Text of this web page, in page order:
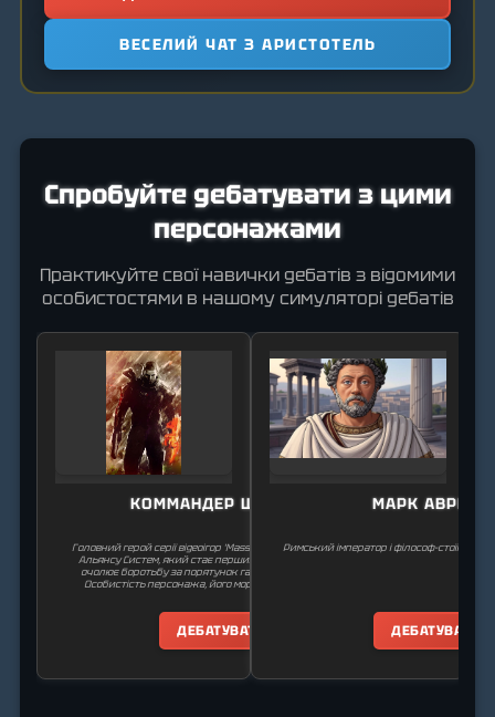
ВЕСЕЛИЙ ЧАТ З АРИСТОТЕЛЬ
Спробуйте дебатувати з цими
персонажами
Практикуйте свої навички дебатів з відомими
особистостями в нашому симуляторі дебатів
КОММАНДЕР ШЕПАРД
Головний герой серії відеоігор 'Mass Effect'. Шепард — солдат
Альянсу Систем, який стає першим людським Спектром і
очолює боротьбу за порятунок галактики від Жниварів.
Особистість персонажа, його моральні принципи та дії
ДЕБАТУВАТИ
МАРК
Римський імператор і філософ-стоїк,
ДЕБАТУВАТИ